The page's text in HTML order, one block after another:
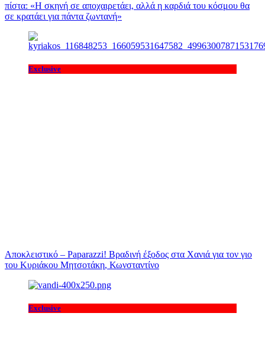
πίστα: «H σκηνή σε αποχαιρετάει, αλλά η καρδιά του κόσμου θα
σε κρατάει για πάντα ζωντανή»
Exclusive
Αποκλειστικό – Paparazzi! Βραδινή έξοδος στα Χανιά για τον γιο
του Κυριάκου Μητσοτάκη, Κωνσταντίνο
Exclusive